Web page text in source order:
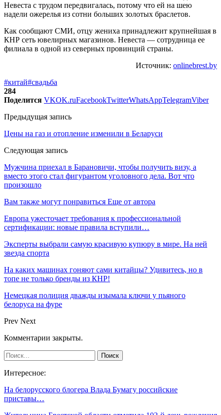
Невеста с трудом передвигалась, потому что ей на шею
надели ожерелья из сотни больших золотых браслетов.
Как сообщают СМИ, отцу жениха принадлежит крупнейшая в
КНР сеть ювелирных магазинов. Невеста — сотрудница ее
филиала в одной из северных провинций страны.
Источник: onlinebrest.by
#китай#свадьба
284
Поделится VKOK.ruFacebookTwitterWhatsAppTelegramViber
Предыдущая запись
Цены на газ и отопление изменили в Беларуси
Следующая запись
Мужчина приехал в Барановичи, чтобы получить визу, а
вместо этого стал фигурантом уголовного дела. Вот что
произошло
Вам также могут понравиться Еще от автора
Европа ужесточает требования к профессиональной
сертификации: новые правила вступили…
Эксперты выбрали самую красивую купюру в мире. На ней
звезда спорта
На каких машинах гоняют сами китайцы? Удивитесь, но в
топе не только бренды из КНР!
Немецкая полиция дважды изымала ключи у пьяного
белоруса на фуре
Prev Next
Комментарии закрыты.
Интересное:
На белорусского блогера Влада Бумагу российские
приставы…